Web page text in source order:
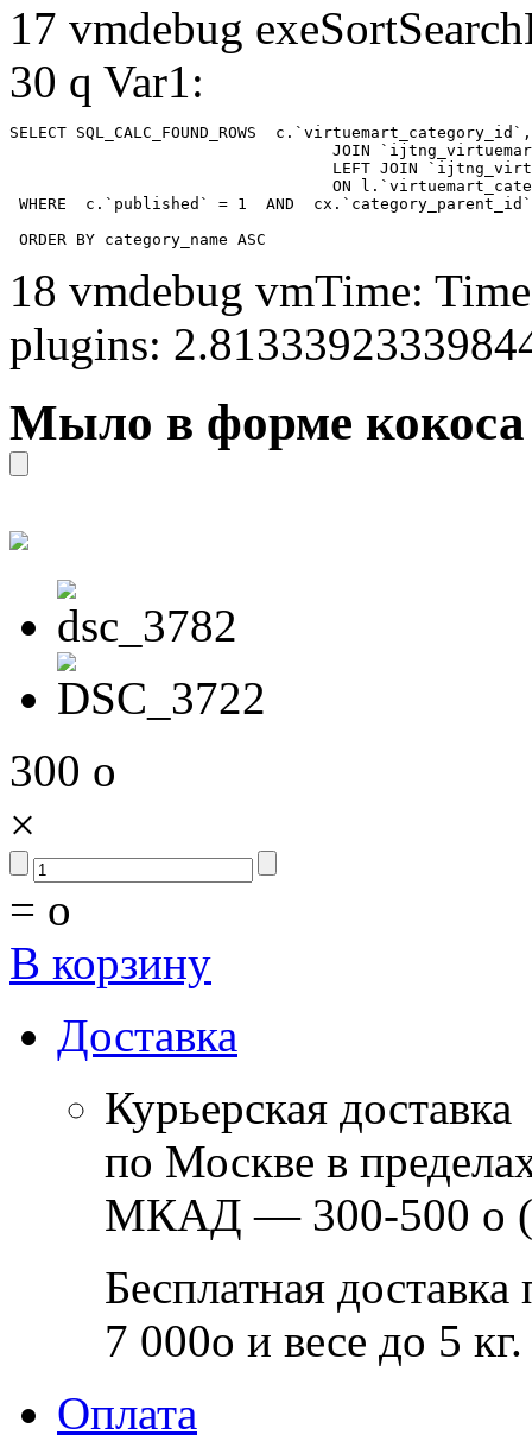
17 vmdebug
30 q Var1:
SELECT SQL_CALC_FOUND_ROWS
WHERE  c.`published` = 1  AND
ORDER BY category_name ASC
18 vmdebug vmTime:
plugins:
Мыло в форме кокоса
300 o
×
= o
В корзину
Доставка
Курьерская доставка
по Москве в
МКАД — 300-500 o
Бесплатная
7 000o и весе до 5 кг.
Оплата